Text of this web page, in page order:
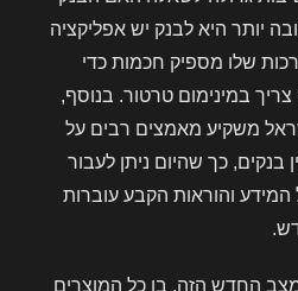
יותר היא לבנק יש אפליקציה
שלו מספיק חכמות כדי
במינימום טרטור. בנוסף,
משקיע מאמצים רבים על
כך שהיום ניתן לעבור
המידע והוראות הקבע עוברות
החדש הזה, בו כל המוצרים